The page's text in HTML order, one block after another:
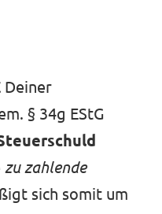
Deiner
§ 34g EStG
zu zahlende
sich somit um